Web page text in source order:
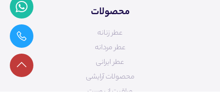
محصولات
عطر زنانه
عطر مردانه
عطر ایرانی
محصولات آرایشی
مراقبت از پوست